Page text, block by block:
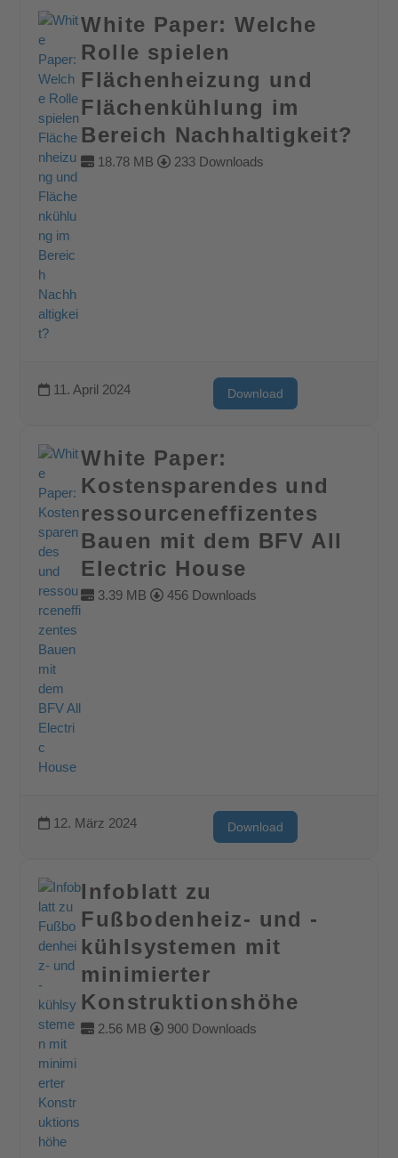
White Paper: Welche
Rolle spielen
Flächenheizung und
Flächenkühlung im
Bereich Nachhaltigkeit?
18.78 MB 233 Downloads
11. April 2024 Download
White Paper:
Kostensparendes und
ressourceneffizentes
Bauen mit dem BFV All
Electric House
3.39 MB 456 Downloads
12. März 2024 Download
Infoblatt zu
Fußbodenheiz- und -
kühlsystemen mit
minimierter
Konstruktionshöhe
2.56 MB 900 Downloads